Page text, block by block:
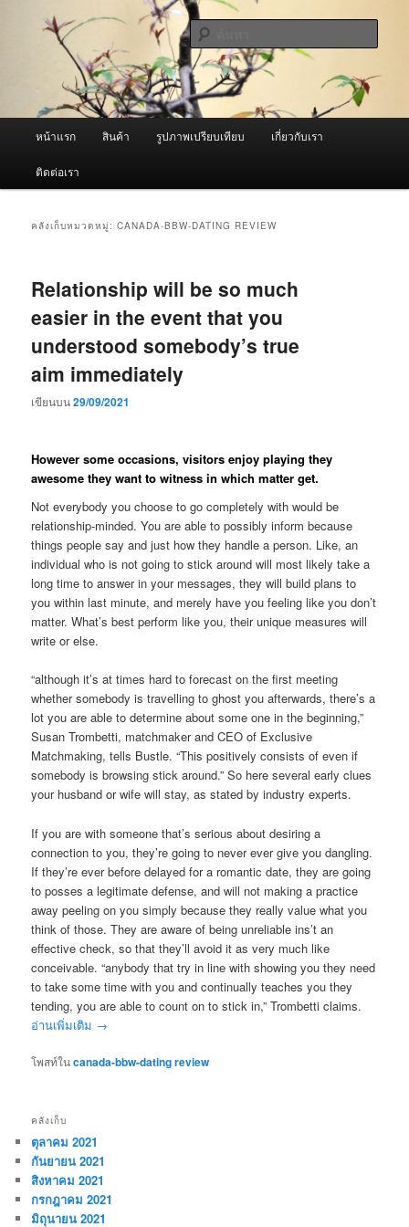
ผู้นำเข้าเครื่องพ่นหมอกควัน Best
Fogger / Fogger One และ อะไหล่
จำหน่ายเครื่องพ่นหมอกควัน คุณภาพดี บริการด้วยความจริงใจ
หน้าแรก สินค้า รูปภาพเปรียบเทียบ เกี่ยวกับเรา
ติดต่อเรา
คลังเก็บหมวดหมู่:CANADA-BBW-DATING REVIEW
Relationship will be so much
easier in the event that you
understood somebody’s true
aim immediately
เขียนบน29/09/2021
However some occasions, visitors enjoy playing they
awesome they want to witness in which matter get.
Not everybody you choose to go completely with would be
relationship-minded. You are able to possibly inform because
things people say and just how they handle a person. Like, an
individual who is not going to stick around will most likely take a
long time to answer in your messages, they will build plans to
you within last minute, and merely have you feeling like you don’t
matter. What’s best perform like you, their unique measures will
write or else.
“although it’s at times hard to forecast on the first meeting
whether somebody is travelling to ghost you afterwards, there’s a
lot you are able to determine about some one in the beginning,”
Susan Trombetti, matchmaker and CEO of Exclusive
Matchmaking, tells Bustle. “This positively consists of even if
somebody is browsing stick around.” So here several early clues
your husband or wife will stay, as stated by industry experts.
If you are with someone that’s serious about desiring a
connection to you, they’re going to never ever give you dangling.
If they’re ever before delayed for a romantic date, they are going
to posses a legitimate defense, and will not making a practice
away peeling on you simply because they really value what you
think of those. They are aware of being unreliable ins’t an
effective check, so that they’ll avoid it as very much like
conceivable. “anybody that try in line with showing you they need
to take some time with you and continually teaches you they
tending, you are able to count on to stick in,” Trombetti claims.
อ่านเพิ่มเติม →
โพสท์ในcanada-bbw-dating review
คลังเก็บ
ตุลาคม 2021
กันยายน 2021
สิงหาคม 2021
กรกฎาคม 2021
มิถุนายน 2021